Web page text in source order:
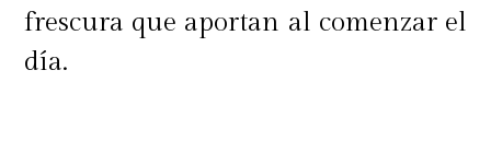
frescura que aportan al comenzar el
día.